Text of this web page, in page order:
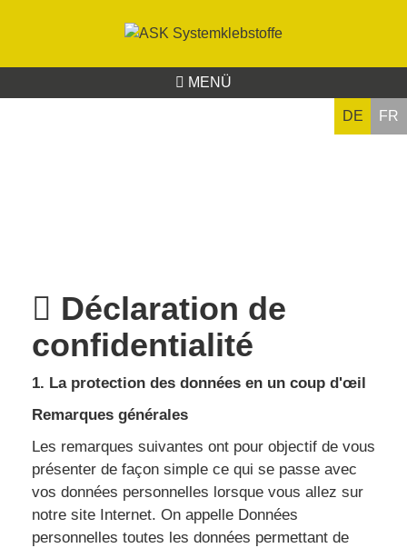
MENÜ
DE FR
Déclaration de
confidentialité
1. La protection des données en un coup d'œil
Remarques générales
Les remarques suivantes ont pour objectif de vous
présenter de façon simple ce qui se passe avec
vos données personnelles lorsque vous allez sur
notre site Internet. On appelle Données
personnelles toutes les données permettant de